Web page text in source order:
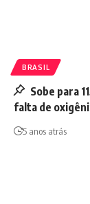
BRASIL
Sobe para
falta de
5 anos atrás